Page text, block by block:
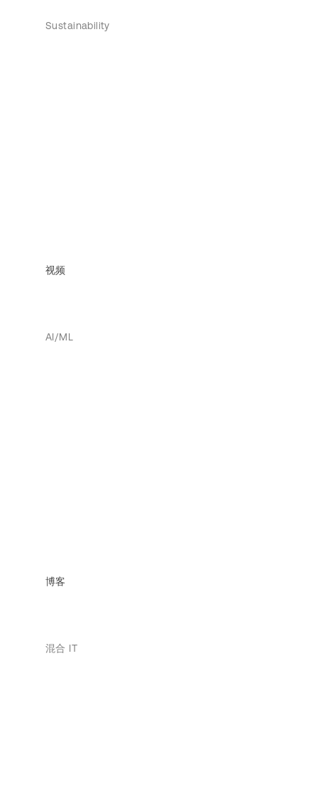
Sustainability
视频
AI/ML
博客
混合 IT